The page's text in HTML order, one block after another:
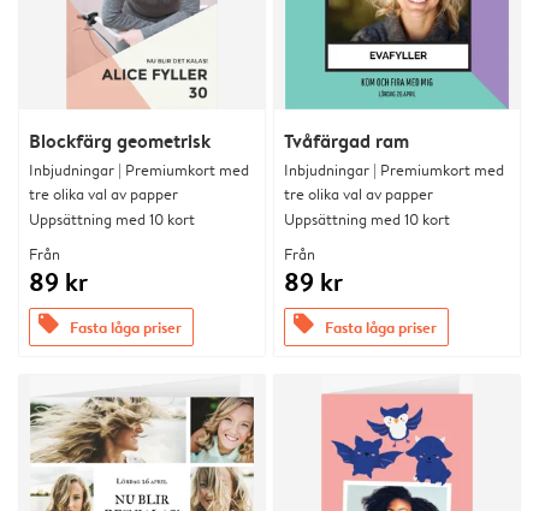
Blockfärg geometrisk
Inbjudningar | Premiumkort med
tre olika val av papper
Uppsättning med 10 kort
Från
89 kr
offers Fasta låga priser
Tvåfärgad ram
Inbjudningar | Premiumkort med
tre olika val av papper
Uppsättning med 10 kort
Från
89 kr
offers Fasta låga priser